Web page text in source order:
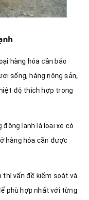
hàng hóa cần bảo
sống, hàng nông sản,
độ thích hợp trong
đông lạnh là loại xe có
hàng hóa cần được
thì vấn đề kiểm soát và
phù hợp nhất với từng